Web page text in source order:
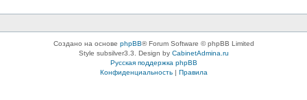
Создано на основе phpBB® Forum Software © phpBB Limited
Style subsilver3.3. Design by CabinetAdmina.ru
Русская поддержка phpBB
Конфиденциальность| Правила